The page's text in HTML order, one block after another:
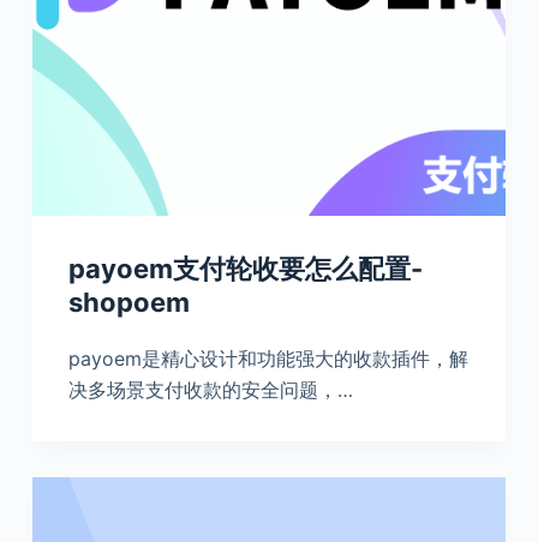
payoem支付轮收要怎么配置-
shopoem
payoem是精心设计和功能强大的收款插件，解
决多场景支付收款的安全问题，…